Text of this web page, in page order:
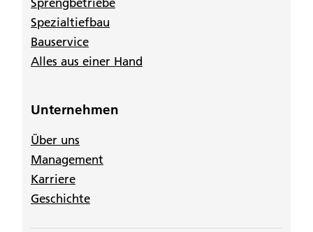
Sprengbetriebe
Spezialtiefbau
Bauservice
Alles aus einer Hand
Unternehmen
Über uns
Management
Karriere
Geschichte